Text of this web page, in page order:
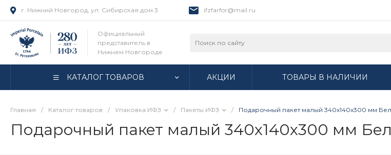
г. Нижний Новгород, ул. Сибирская дом 3 ifzfarfor@mail.ru
Официальный
представитель в
Нижнем Новгороде
КАТАЛОГ ТОВАРОВ АКЦИИ ТОВАРЫ В НАЛИЧИИ
Главная / Каталог товаров / Упаковка ИФЗ / Пакеты ИФЗ / Подарочный пакет малый 340х140х300 мм
Подарочный пакет малый 340х140х300 мм